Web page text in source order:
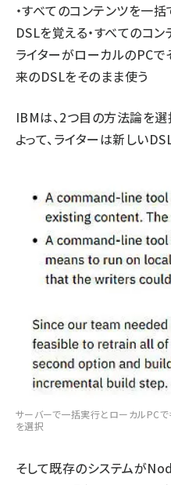
・すべてのコンテンツを一
DSLを覚える・すべてのコ
ライターがローカルのPC
来のDSLをそのまま使う
IBMは、2つ目の方法論を選
よって、ライターは新しい
サーバーで一括実行とローカルPC
を選択
そして既存のシステムが